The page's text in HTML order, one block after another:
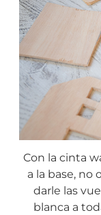
Con la cinta
a la base, no
darle las
blanca a